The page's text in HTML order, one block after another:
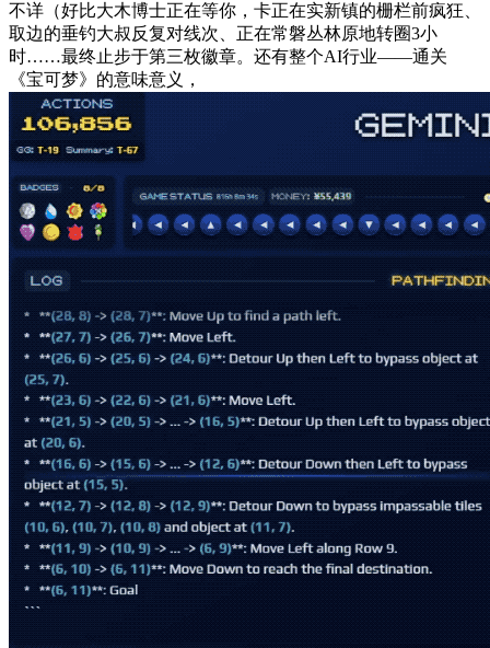
不详（好比大木博士正在等你，卡正在实新镇的栅栏前疯狂、
取边的垂钓大叔反复对线次、正在常磐丛林原地转圈3小
时……最终止步于第三枚徽章。还有整个AI行业——通关
《宝可梦》的意味意义，